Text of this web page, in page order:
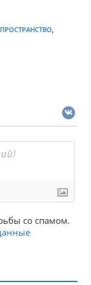
со спамом.